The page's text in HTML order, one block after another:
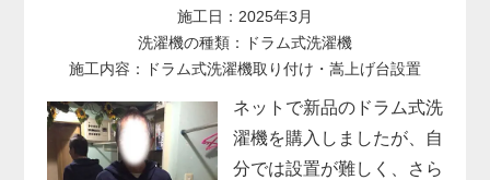
施工日：2025年3月
洗濯機の種類：ドラム式洗濯機
施工内容：ドラム式洗濯機取り付け・嵩上げ台設置
ネットで新品のドラム式洗
濯機を購入しましたが、自
分では設置が難しく、さら